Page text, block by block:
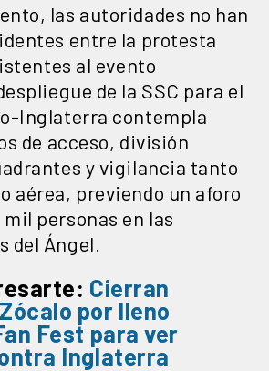
las autoridades no han
entre la protesta
al evento
de la SSC para el
Inglaterra contempla
de acceso, división
y vigilancia tanto
aérea, previendo un aforo
personas en las
del Ángel.
Cierran
Zócalo por lleno
Fest para ver
Inglaterra